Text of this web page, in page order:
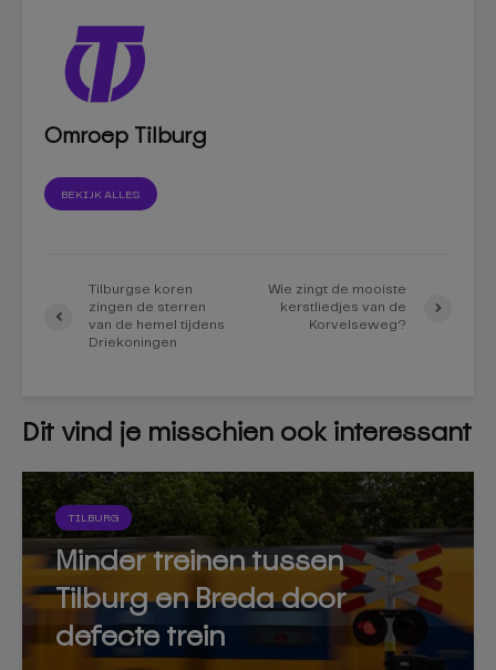
Omroep Tilburg
BEKIJK ALLES
Tilburgse koren
zingen de sterren
van de hemel tijdens
Driekoningen
Wie zingt de mooiste
kerstliedjes van de
Korvelseweg?
Dit vind je misschien ook interessant
TILBURG
Minder treinen tussen
Tilburg en Breda door
defecte trein